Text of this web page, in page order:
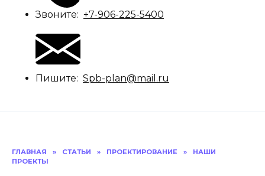
Звоните: +7-906-225-5400
Пишите: Spb-plan@mail.ru
ГЛАВНАЯ » СТАТЬИ » ПРОЕКТИРОВАНИЕ »
НАШИ
ПРОЕКТЫ